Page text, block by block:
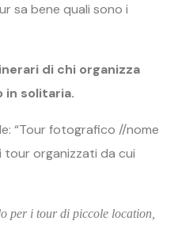
sa bene quali sono i
di chi organizza
in solitaria.
“Tour fotografico //nome
tour organizzati da cui
per i tour di piccole location,